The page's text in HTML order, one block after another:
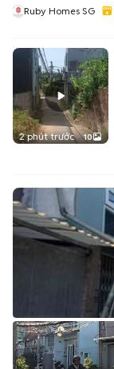
Ruby Homes SG
2 phút trước 10